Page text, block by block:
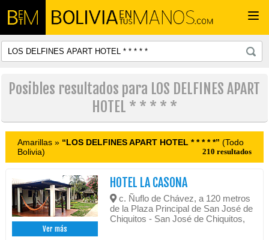
Posibles resultados para LOS DELFINES APART
HOTEL * * * * *
Amarillas » “LOS DELFINES APART HOTEL * * * * *” (Todo
Bolivia)
210 resultados
Ver más
HOTEL LA CASONA
c. Ñuflo de Chávez, a 120 metros
de la Plaza Principal de San José de
Chiquitos - San José de Chiquitos,